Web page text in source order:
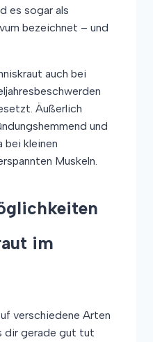
es sogar als
bezeichnet – und
auch bei
Äußerlich
und
bei kleinen
Muskeln.
im
verschiedene Arten
dir gerade gut tut